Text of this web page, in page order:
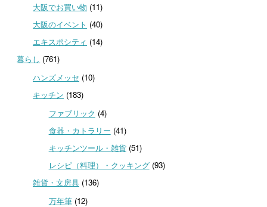
大阪でお買い物 (11)
大阪のイベント (40)
エキスポシティ (14)
暮らし (761)
ハンズメッセ (10)
キッチン (183)
ファブリック (4)
食器・カトラリー (41)
キッチンツール・雑貨(51)
レシピ（料理）・クッキング(93)
雑貨・文房具(136)
万年筆(12)